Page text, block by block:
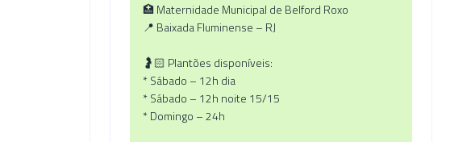
🏥 Maternidade Municipal de Belford Roxo
📍 Baixada Fluminense – RJ
🤰🏻 Plantões disponíveis:
* Sábado – 12h dia
* Sábado – 12h noite 15/15
* Domingo – 24h